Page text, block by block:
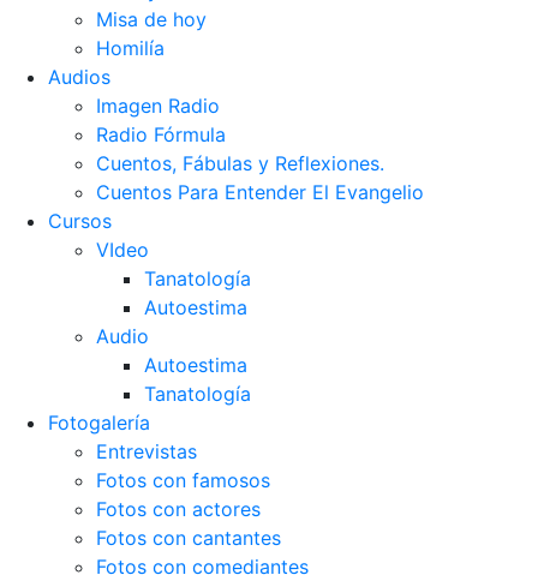
Misa de hoy
Homilía
Audios
Imagen Radio
Radio Fórmula
Cuentos, Fábulas y Reflexiones.
Cuentos Para Entender El Evangelio
Cursos
VIdeo
Tanatología
Autoestima
Audio
Autoestima
Tanatología
Fotogalería
Entrevistas
Fotos con famosos
Fotos con actores
Fotos con cantantes
Fotos con comediantes